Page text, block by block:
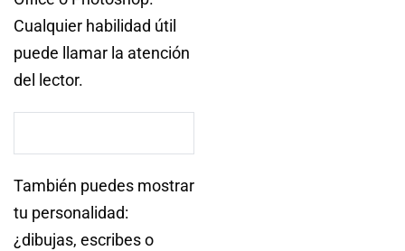
Cualquier habilidad útil
puede llamar la atención
del lector.
También puedes mostrar
tu personalidad:
¿dibujas, escribes o